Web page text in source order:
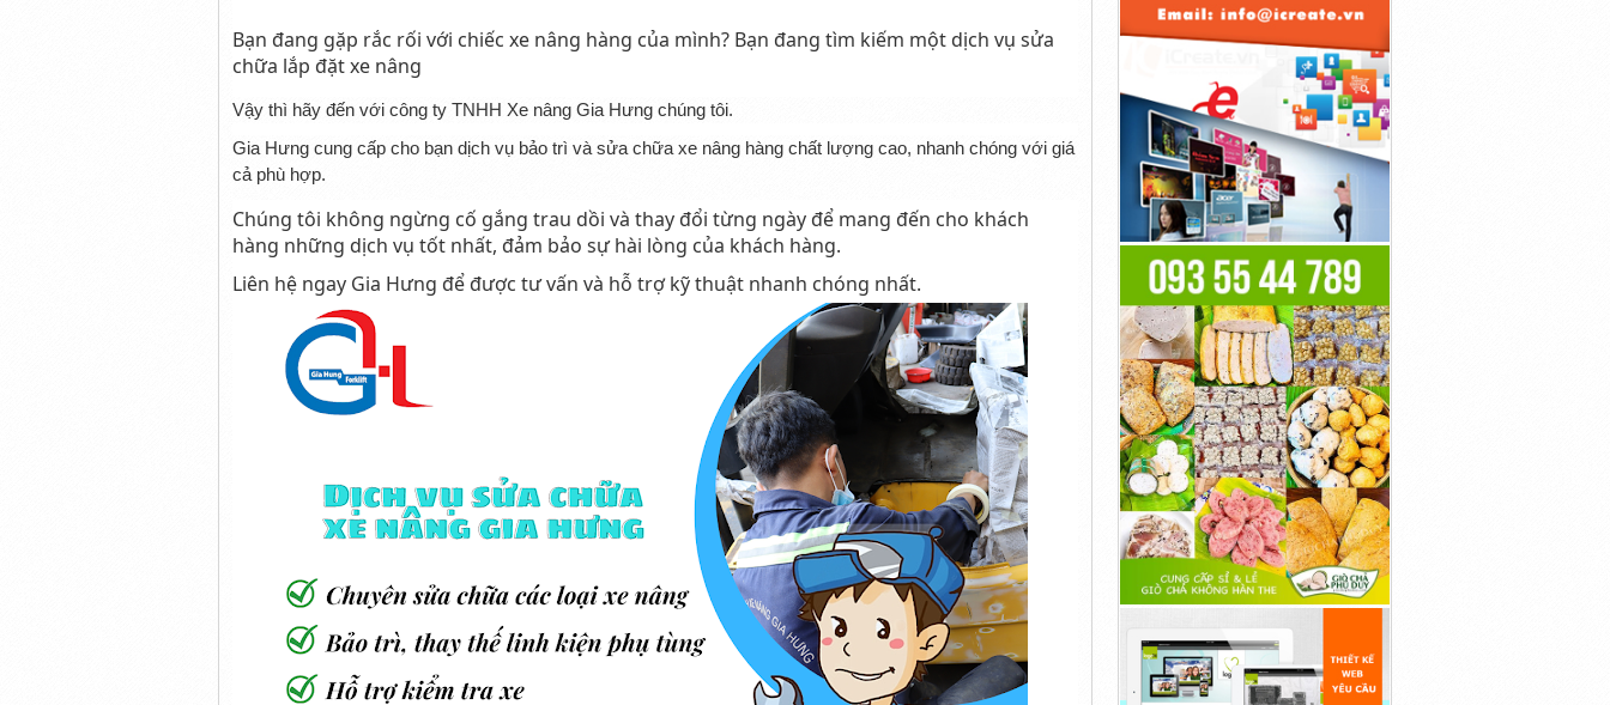
Bạn đang gặp rắc rối với chiếc xe nâng hàng của mình? Bạn đang tìm kiếm một dịch vụ sửa
chữa lắp đặt xe nâng
Vậy thì hãy đến với công ty TNHH Xe nâng Gia Hưng chúng tôi.
Gia Hưng cung cấp cho bạn dịch vụ bảo trì và sửa chữa xe nâng hàng chất lượng cao, nhanh chóng với giá
cả phù hợp.
Chúng tôi không ngừng cố gắng trau dồi và thay đổi từng ngày để mang đến cho khách
hàng những dịch vụ tốt nhất, đảm bảo sự hài lòng của khách hàng.
Liên hệ ngay Gia Hưng để được tư vấn và hỗ trợ kỹ thuật nhanh chóng nhất.